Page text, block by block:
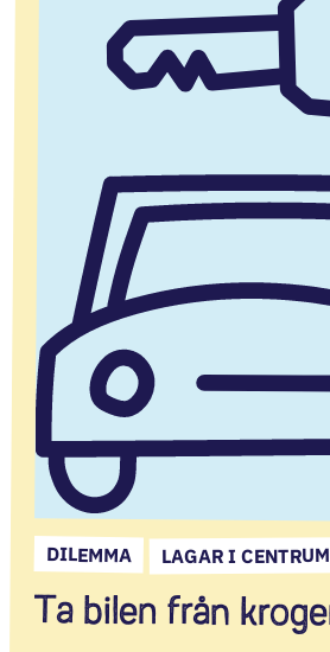
DILEMMA LAGAR I CENTRUM
Ta bilen från